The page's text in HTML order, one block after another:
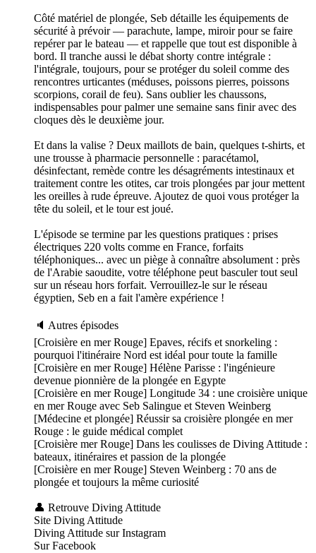
Côté matériel de plongée, Seb détaille les équipements de
sécurité à prévoir — parachute, lampe, miroir pour se faire
repérer par le bateau — et rappelle que tout est disponible à
bord. Il tranche aussi le débat shorty contre intégrale :
l'intégrale, toujours, pour se protéger du soleil comme des
rencontres urticantes (méduses, poissons pierres, poissons
scorpions, corail de feu). Sans oublier les chaussons,
indispensables pour palmer une semaine sans finir avec des
cloques dès le deuxième jour.
Et dans la valise ? Deux maillots de bain, quelques t-shirts, et
une trousse à pharmacie personnelle : paracétamol,
désinfectant, remède contre les désagréments intestinaux et
traitement contre les otites, car trois plongées par jour mettent
les oreilles à rude épreuve. Ajoutez de quoi vous protéger la
tête du soleil, et le tour est joué.
L'épisode se termine par les questions pratiques : prises
électriques 220 volts comme en France, forfaits
téléphoniques... avec un piège à connaître absolument : près
de l'Arabie saoudite, votre téléphone peut basculer tout seul
sur un réseau hors forfait. Verrouillez-le sur le réseau
égyptien, Seb en a fait l'amère expérience !
🔈 Autres épisodes
[Croisière en mer Rouge] Epaves, récifs et snorkeling :
pourquoi l'itinéraire Nord est idéal pour toute la famille
[Croisière en mer Rouge] Hélène Parisse : l'ingénieure
devenue pionnière de la plongée en Egypte
[Croisière en mer Rouge] Longitude 34 : une croisière unique
en mer Rouge avec Seb Salingue et Steven Weinberg
[Médecine et plongée] Réussir sa croisière plongée en mer
Rouge : le guide médical complet
[Croisière mer Rouge] Dans les coulisses de Diving Attitude :
bateaux, itinéraires et passion de la plongée
[Croisière en mer Rouge] Steven Weinberg : 70 ans de
plongée et toujours la même curiosité
👤 Retrouve Diving Attitude
Site Diving Attitude
Diving Attitude sur Instagram
Sur Facebook